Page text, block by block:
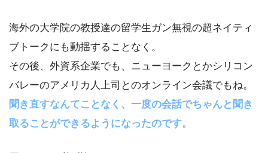
海外の大学院の教授達の留学生ガン無視の超ネイティ
ブトークにも動揺することなく。
その後、外資系企業でも、ニューヨークとかシリコン
バレーのアメリカ人上司とのオンライン会議でもね。
聞き直すなんてことなく、一度の会話でちゃんと聞き
取ることができるようになったのです。